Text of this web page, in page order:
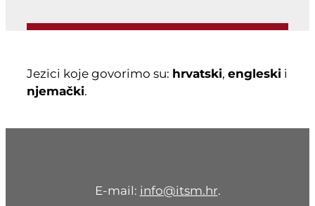
Jezici koje govorimo su: hrvatski, engleski i
njemački.
E-mail: info@itsm.hr.